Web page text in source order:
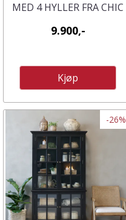
MED 4 HYLLER FRA CHIC
9.900,-
Kjøp
-26%